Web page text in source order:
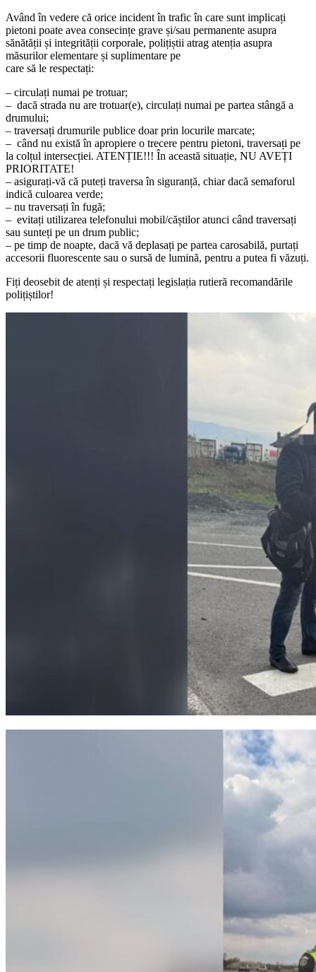
Având în vedere că orice incident în trafic în care sunt implicați
pietoni poate avea consecințe grave și/sau permanente asupra
sănătății și integrității corporale, polițiștii atrag atenția asupra
măsurilor elementare și suplimentare pe
care să le respectați:
– circulați numai pe trotuar;
– ⁠ dacă strada nu are trotuar(e), circulați numai pe partea stângă a
drumului;
– ⁠traversați drumurile publice doar prin locurile marcate;
– ⁠ când nu există în apropiere o trecere pentru pietoni, traversați pe
la colțul intersecției. ATENȚIE!!! În această situație, NU AVEȚI
PRIORITATE!
– ⁠asigurați-vă că puteți traversa în siguranță, chiar dacă semaforul
indică culoarea verde;
– ⁠nu traversați în fugă;
– ⁠ evitați utilizarea telefonului mobil/căștilor atunci când traversați
sau sunteți pe un drum public;
– ⁠pe timp de noapte, dacă vă deplasați pe partea carosabilă, purtați
accesorii fluorescente sau o sursă de lumină, pentru a putea fi văzuți.
Fiți deosebit de atenți și respectați legislația rutieră recomandările
polițiștilor!